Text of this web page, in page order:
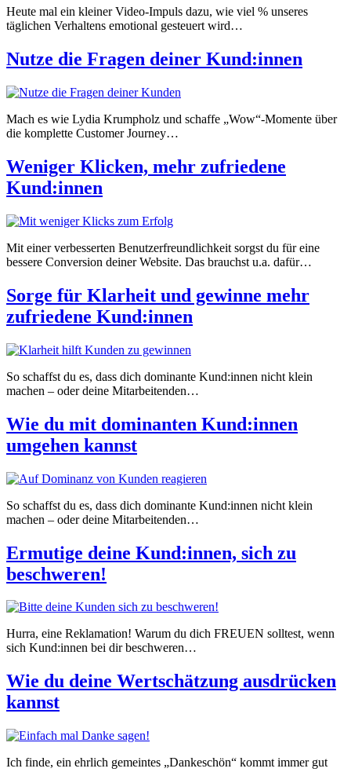
Heute mal ein kleiner Video-Impuls dazu, wie viel % unseres
täglichen Verhaltens emotional gesteuert wird…
Nutze die Fragen deiner Kund:innen
Mach es wie Lydia Krumpholz und schaffe „Wow“-Momente über
die komplette Customer Journey…
Weniger Klicken, mehr zufriedene
Kund:innen
Mit einer verbesserten Benutzerfreundlichkeit sorgst du für eine
bessere Conversion deiner Website. Das brauchst u.a. dafür…
Sorge für Klarheit und gewinne mehr
zufriedene Kund:innen
So schaffst du es, dass dich dominante Kund:innen nicht klein
machen – oder deine Mitarbeitenden…
Wie du mit dominanten Kund:innen
umgehen kannst
So schaffst du es, dass dich dominante Kund:innen nicht klein
machen – oder deine Mitarbeitenden…
Ermutige deine Kund:innen, sich zu
beschweren!
Hurra, eine Reklamation! Warum du dich FREUEN solltest, wenn
sich Kund:innen bei dir beschweren…
Wie du deine Wertschätzung ausdrücken
kannst
Ich finde, ein ehrlich gemeintes „Dankeschön“ kommt immer gut